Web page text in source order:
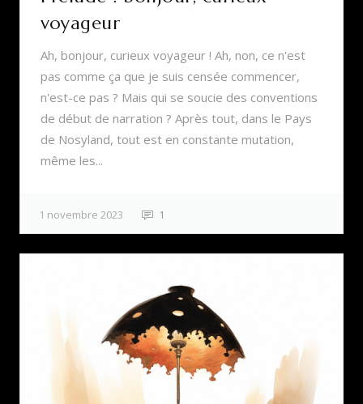
voyageur
Ah, bonjour, curieux voyageur ! Ah, non, ce n'est
pas comme ça que je suis censée commencer,
n'est-ce pas ? Mais qui se soucie des conventions
de début de narration ? Après tout, dans le Pays
de Nosyland, tout est en constante mutation,
même les...
1 novembre 2023 1